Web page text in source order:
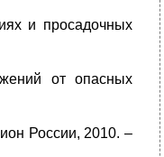
и просадочных
от опасных
России, 2010. –